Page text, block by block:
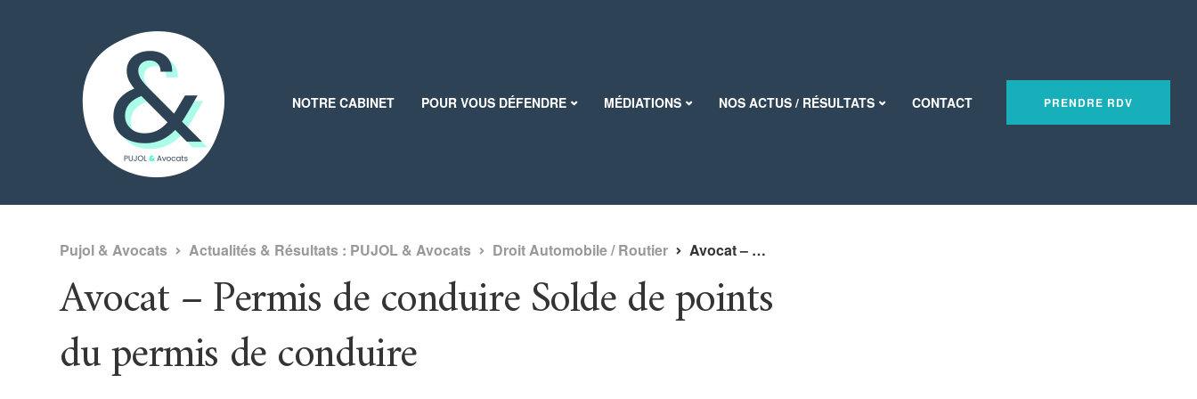
NOTRE CABINET POUR VOUS DÉFENDRE MÉDIATIONS NOS ACTUS / RÉSULTATS CONTACT PRENDRE RDV
Pujol & Avocats Actualités & Résultats : PUJOL & Avocats Droit Automobile / Routier Avocat – Permis de conduire Solde de points du permis de conduire
Avocat – Permis de conduire Solde de points
du permis de conduire